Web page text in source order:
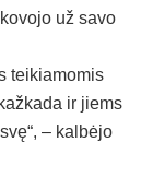
už savo
teikiamomis
ir jiems
– kalbėjo